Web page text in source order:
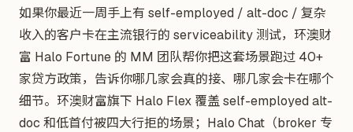
如果你最近一周手上有 self-employed / alt-doc / 复杂
收入的客户卡在主流银行的 serviceability 测试，环澳财
富 Halo Fortune 的 MM 团队帮你把这套场景跑过 40+
家贷方政策，告诉你哪几家会真的接、哪几家会卡在哪个
细节。环澳财富旗下 Halo Flex 覆盖 self-employed alt-
doc 和低首付被四大行拒的场景；Halo Chat（broker 专